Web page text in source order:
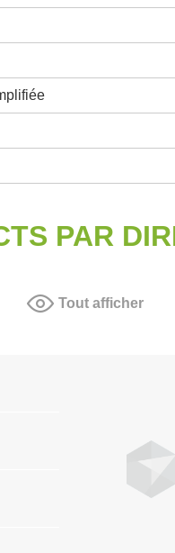
PAR
Tout afficher